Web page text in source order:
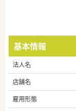
基本情報
法人名
店舗名
雇用形態